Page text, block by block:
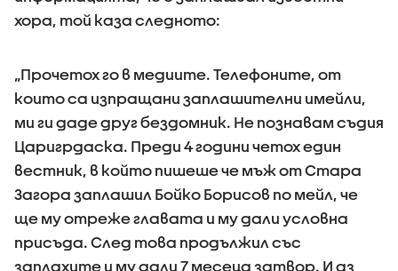
хора, той каза следното:
„Прочетох го в медиите. Телефоните, от
които са изпращани заплашителни имейли,
ми ги даде друг бездомник. Не познавам съдия
Царигрдаска. Преди 4 години четох един
вестник, в който пишеше че мъж от Стара
Загора заплашил Бойко Борисов по мейл, че
ще му отреже главата и му дали условна
присъда. След това продължил със
заплахите и му дали 7 месеца затвор. И аз